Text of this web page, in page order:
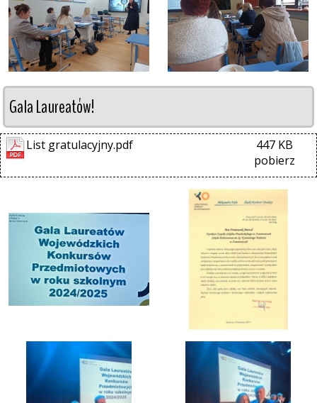
Gala Laureatów!
List gratulacyjny.pdf
447 KB
pobierz